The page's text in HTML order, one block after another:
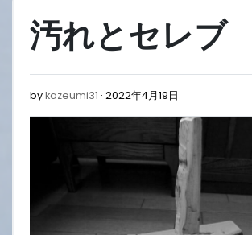
汚れとセレブ
bykazeumi31 2022年4月19日
4
月
19
日